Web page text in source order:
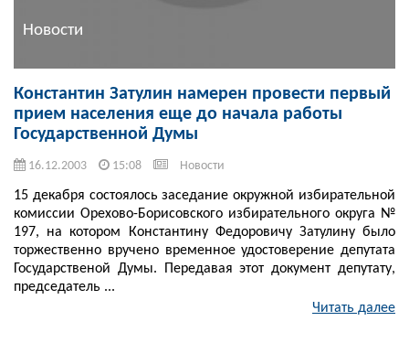
Новости
Константин Затулин намерен провести первый
прием населения еще до начала работы
Государственной Думы
16.12.2003 15:08 Новости
15 декабря состоялось заседание окружной избирательной
комиссии Орехово-Борисовского избирательного округа №
197, на котором Константину Федоровичу Затулину было
торжественно вручено временное удостоверение депутата
Государственой Думы. Передавая этот документ депутату,
председатель ...
Читать далее